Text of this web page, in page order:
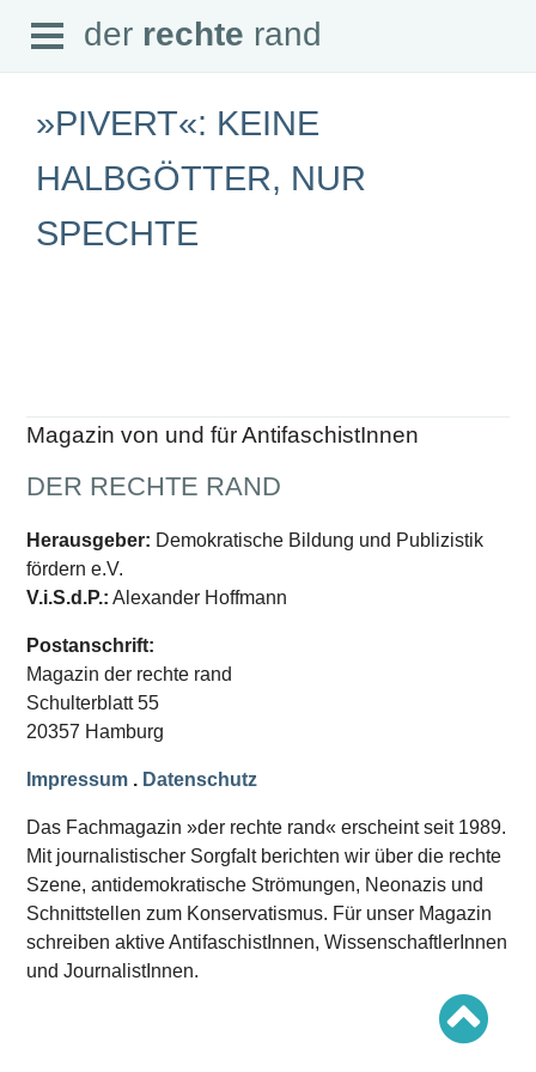
der rechte rand
SEITEN
Datenschutz
SCHWERPUNKTE
Schwerpunkt AFD-Verbot
Schwerpunkt zur USA und Faschist Trump
Schwerpunkt NSU
Schwerpunkt NPD
AUSGABEN
Ausgaben Übersicht
Ausgabe 220
Ausgabe 218
Ausgabe 217
Ausgabe 216
Open
Menu
der rechte rand
»PIVERT«: KEINE
HALBGÖTTER, NUR
SPECHTE
Magazin von und für AntifaschistInnen
DER RECHTE RAND
Herausgeber: Demokratische Bildung und Publizistik
fördern e.V.
V.i.S.d.P.: Alexander Hoffmann
Postanschrift:
Magazin der rechte rand
Schulterblatt 55
20357 Hamburg
Impressum . Datenschutz
Das Fachmagazin »der rechte rand« erscheint seit 1989.
Mit journalistischer Sorgfalt berichten wir über die rechte
Szene, antidemokratische Strömungen, Neonazis und
Schnittstellen zum Konservatismus. Für unser Magazin
schreiben aktive AntifaschistInnen, WissenschaftlerInnen
und JournalistInnen.